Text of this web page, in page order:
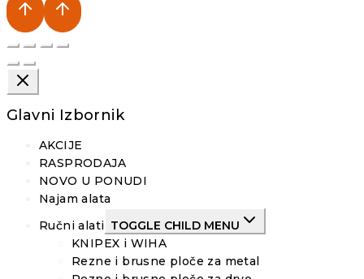
Glavni Izbornik
AKCIJE
RASPRODAJA
NOVO U PONUDI
Najam alata
Ručni alati TOGGLE CHILD MENU
KNIPEX i WIHA
Rezne i brusne ploče za metal